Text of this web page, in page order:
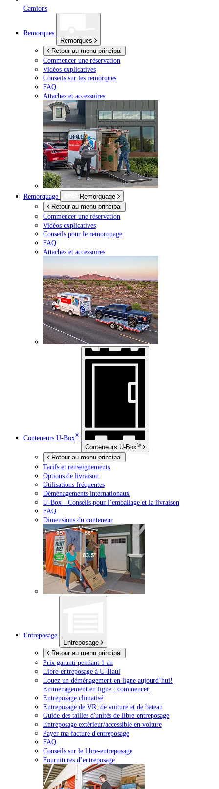
Camions
Remorques
Remorques
Retour au menu principal
Commencer une réservation
Vidéos explicatives
Conseils sur les remorques
FAQ
Attaches et accessoires
Remorquage
Remorquage
Retour au menu principal
Commencer une réservation
Vidéos explicatives
Conseils pour le remorquage
FAQ
Attaches et accessoires
Conteneurs U-Box®
Conteneurs U-Box®
Retour au menu principal
Tarifs et renseignements
Options de livraison
Utilisations fréquentes
Déménagements internationaux
U-Box - Conseils pour l’emballage et la livraison
FAQ
Dimensions du conteneur
Entreposage
Entreposage
Retour au menu principal
Prix garanti pendant 1 an
Libre-entreposage à U-Haul
Louez un déménagement en ligne aujourd’hui!
Emménagement en ligne : commencer
Entreposage climatisé
Entreposage de VR, de voiture et de bateau
Guide des tailles d'unités de libre-entreposage
Entreposage extérieur/accessible en voiture
Payer ma facture d'entreposage
FAQ
Conseils sur le libre-entreposage
Fournitures d’entreposage